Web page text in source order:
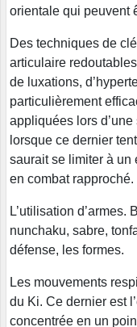
orientale qui peuvent
Des techniques de
articulaire
de luxations,
particulièrement
appliquées lors
lorsque ce dernier
saurait se limiter à
en combat rapproché.
L’utilisation d’armes.
nunchaku, sabre,
défense, les formes.
Les mouvements
du Ki. Ce dernier est
concentrée en un